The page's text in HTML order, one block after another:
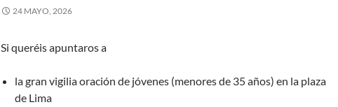
24 MAYO, 2026
Si queréis apuntaros a
la gran vigilia oración de jóvenes (menores de 35 años) en la plaza
de Lima